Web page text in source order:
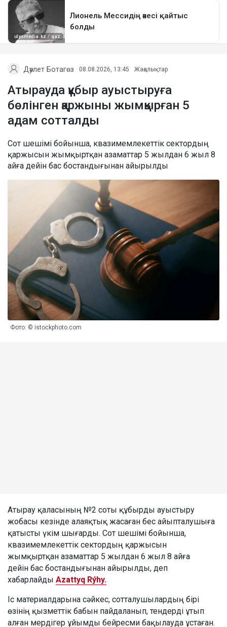
Дәулет Ботагөз 08.08.2026, 13:45 Жаңалықтар
Атырауда құбыр ауыстыруға
бөлінген қаржыны жымқырған 5
адам сотталды
Сот шешімі бойынша, квазимемлекеттік сектордың
қаржысын жымқыртқан азаматтар 5 жылдан 6 жыл 8
айға дейін бас бостандығынан айырылды
Фото: © istockphoto.com
Атырау қаласының №2 соты құбырды ауыстыру
жобасы кезінде алаяқтық жасаған бес айыпталушыға
қатысты үкім шығарды. Сот шешімі бойынша,
квазимемлекеттік сектордың қаржысын
жымқыртқан азаматтар 5 жылдан 6 жыл 8 айға
дейін бас бостандығынан айырылды, деп
хабарлайды Azattyq Rýhy.
Іс материалдарына сәйкес, сотталушылардың бірі
өзінің қызметтік бабын пайдаланып, тендерді ұтып
алған мердігер ұйымды бейресми бақылауда ұстаған.